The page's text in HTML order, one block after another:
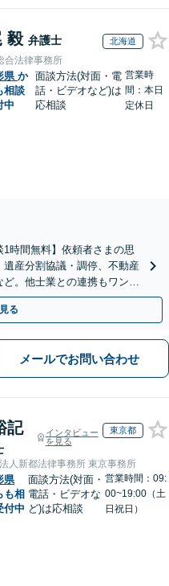
毅 弁護士 北海道
合法律事務所
県 か
相談
中
面談方法(対面・電
話・ビデオなど)は
応相談
営業時
間：本日
定休日
1時間無料】依頼者さまの思
産分割協議・調停、不動産
。他士業との連携もワンス
】
る
メールでお問い合わせ
記
インタビュー
を見る
東京都
人新都法律事務所 東京事務所
県
も相
付中
面談方法(対面・
電話・ビデオな
ど)は応相談
営業時間：09:
00~19:00（土
日祝日）